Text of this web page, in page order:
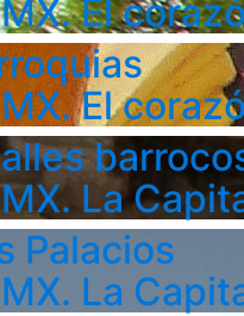
El
El
La
Palacios
La